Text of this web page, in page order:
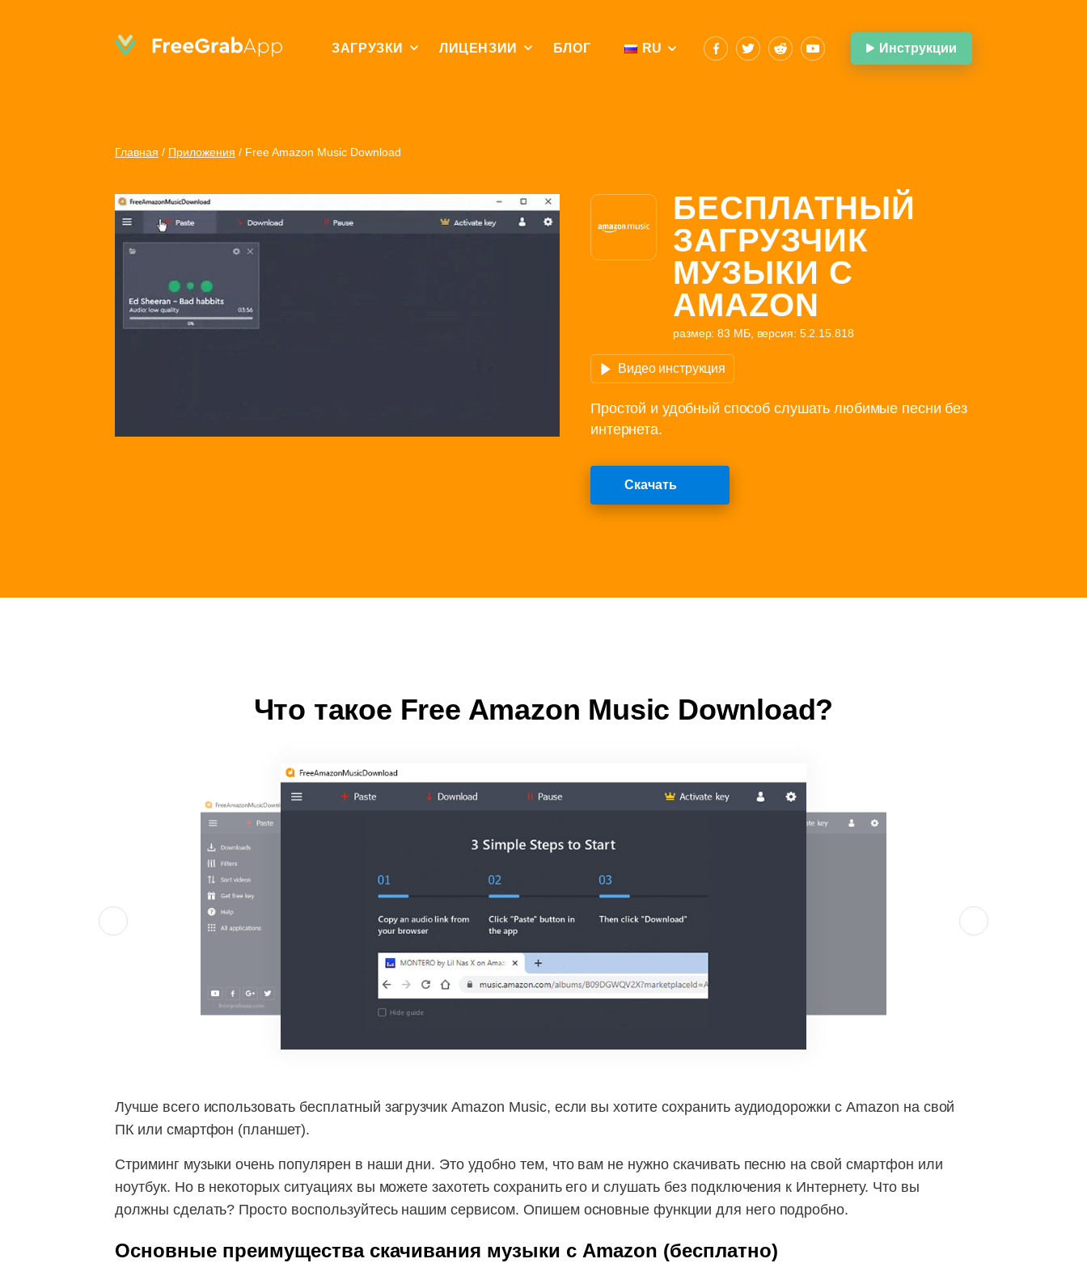
ЗАГРУЗКИ ЛИЦЕНЗИИ БЛОГ RU Инструкции
Главная / Приложения / Free Amazon Music Download
БЕСПЛАТНЫЙ
ЗАГРУЗЧИК
МУЗЫКИ С
AMAZON
размер: 83 МБ, версия: 5.2.15.818
Видео инструкция
Простой и удобный способ слушать любимые песни без
интернета.
Скачать
Что такое Free Amazon Music Download?
Лучше всего использовать бесплатный загрузчик Amazon Music, если вы хотите сохранить аудиодорожки с Amazon на свой
ПК или смартфон (планшет).
Стриминг музыки очень популярен в наши дни. Это удобно тем, что вам не нужно скачивать песню на свой смартфон или
ноутбук. Но в некоторых ситуациях вы можете захотеть сохранить его и слушать без подключения к Интернету. Что вы
должны сделать? Просто воспользуйтесь нашим сервисом. Опишем основные функции для него подробно.
Основные преимущества скачивания музыки с Amazon (бесплатно)